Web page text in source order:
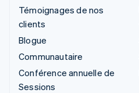
Témoignages de nos
clients
Blogue
Communautaire
Conférence annuelle de
Sessions